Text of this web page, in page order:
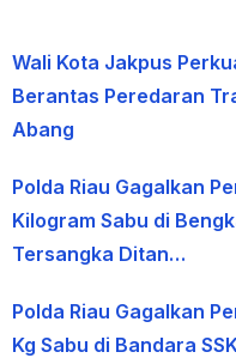
Wali Kota Jakpus
Berantas Peredaran
Abang
Polda Riau Gagalkan
Kilogram Sabu di
Tersangka Ditan…
Polda Riau Gagalkan
Kg Sabu di Bandara